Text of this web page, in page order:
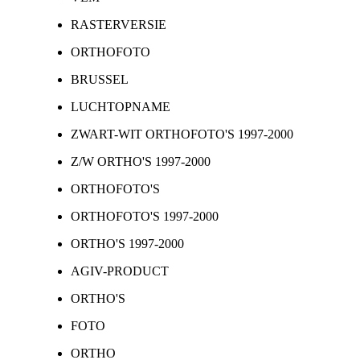
RASTERVERSIE
ORTHOFOTO
BRUSSEL
LUCHTOPNAME
ZWART-WIT ORTHOFOTO'S 1997-2000
Z/W ORTHO'S 1997-2000
ORTHOFOTO'S
ORTHOFOTO'S 1997-2000
ORTHO'S 1997-2000
AGIV-PRODUCT
ORTHO'S
FOTO
ORTHO